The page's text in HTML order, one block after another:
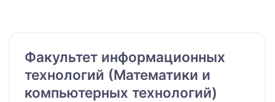
Факультет информационных
технологий (Математики и
компьютерных технологий)